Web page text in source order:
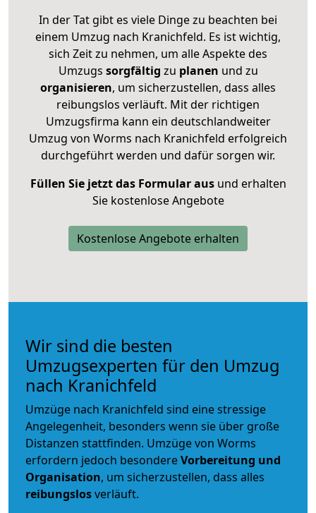
In der Tat gibt es viele Dinge zu beachten bei
einem Umzug nach Kranichfeld. Es ist wichtig,
sich Zeit zu nehmen, um alle Aspekte des
Umzugs sorgfältig zu planen und zu
organisieren, um sicherzustellen, dass alles
reibungslos verläuft. Mit der richtigen
Umzugsfirma kann ein deutschlandweiter
Umzug von Worms nach Kranichfeld erfolgreich
durchgeführt werden und dafür sorgen wir.
Füllen Sie jetzt das Formular ausund erhalten
Sie kostenlose Angebote
Kostenlose Angebote erhalten
Wir sind die besten
Umzugsexperten für den Umzug
nach Kranichfeld
Umzüge nach Kranichfeld sind eine stressige
Angelegenheit, besonders wenn sie über große
Distanzen stattfinden. Umzüge von Worms
erfordern jedoch besondereVorbereitung und
Organisation, um sicherzustellen, dass alles
reibungslosverläuft.